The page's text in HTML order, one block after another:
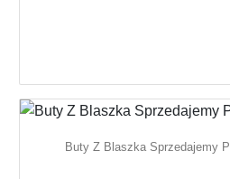
Buty Z Blaszka Sprzedajemy Pl